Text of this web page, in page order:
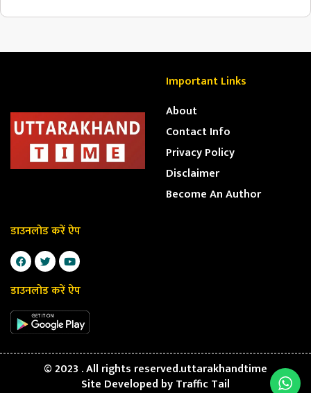
Important Links
About
Contact Info
Privacy Policy
Disclaimer
Become An Author
डाउनलोड करें ऐप
डाउनलोड करें ऐप
© 2023 . All rights reserved.uttarakhandtime
Site Developed byTraffic Tail